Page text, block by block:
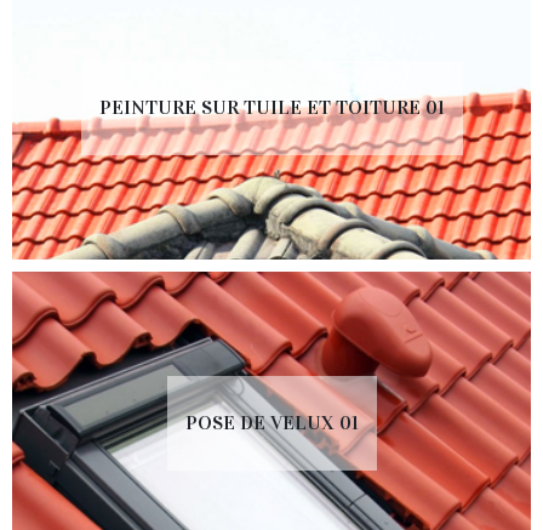
PEINTURE SUR TUILE ET TOITURE 01
POSE DE VELUX 01